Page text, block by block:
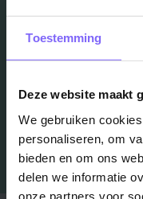
Toestemming
Deze website maakt
We gebruiken
personaliseren, om
bieden en om ons
delen we informatie
onze partners voor
Schrijf je in en